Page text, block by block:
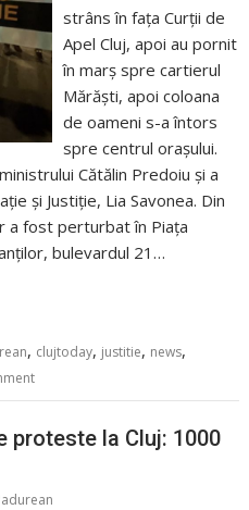
strâns în fața Curții de
Apel Cluj, apoi au pornit
în marș spre cartierul
Mărăști, apoi coloana
de oameni s-a întors
spre centrul orașului.
Cătălin Predoiu și a
și Justiție, Lia Savonea. Din
a fost perturbat în Piața
bulevardul 21…
, clujtoday, justitie, news,
proteste la Cluj: 1000